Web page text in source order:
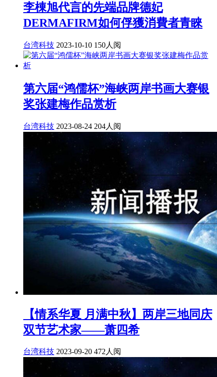
李棟旭代言的先端品牌德妃
DERMAFIRM如何俘獲消費者青睞
台湾科技 2023-10-10 150人阅
第六届“鸿儒杯”海峡两岸书画大赛银
奖张建梅作品赏析
台湾科技 2023-08-24 204人阅
【情系华夏 月满中秋】两岸三地同庆
双节艺术家——萧四希
台湾科技 2023-09-20 472人阅